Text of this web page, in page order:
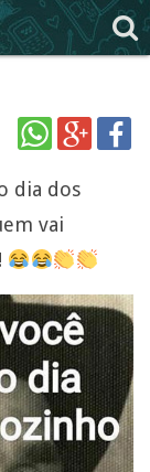
dia dos
vai